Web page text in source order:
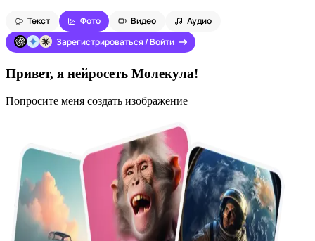
Текст Фото Видео
Аудио
Зарегистрироваться / Войти
Привет, я нейросеть Молекула!
Попросите меня создать изображение